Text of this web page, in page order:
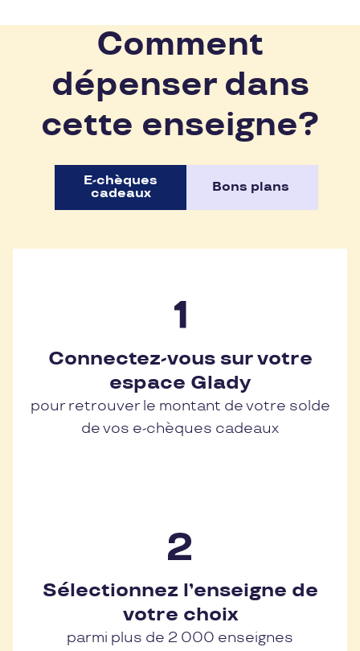
Comment
dépenser dans
cette enseigne?
E-chèques
cadeaux
Bons plans
Connectez-vous sur votre
espace Glady
pour retrouver le montant de votre solde
de vos e-chèques cadeaux
Sélectionnez l’enseigne de
votre choix
parmi plus de 2 000 enseignes